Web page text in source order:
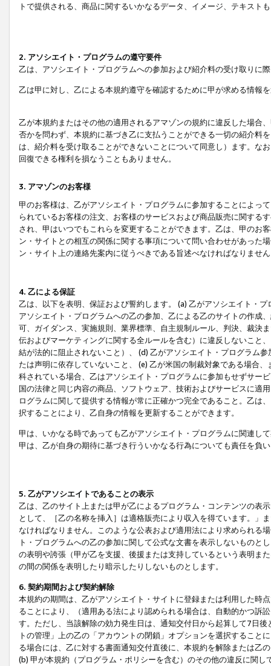
トで提供される、商品に関するいかなるデータ、イメージ、テキス
2. アソシエイト・プログラムの遵守要件
乙は、アソシエイト・プログラムへの参加および紹介料の受け取りに
乙は甲に対し、乙による本規約遵守を確認するために甲が求める情報
乙が本規約またはその他の適用されるアマゾンの規約に違反した場合
否かを問わず、本規約に基づき乙に支払うことができる一切の紹介料
は、紹介料を受け取ることができないことについて同意し）ます。な
回復できる権利を損なうこともありません。
3. アマゾンのお客様
甲のお客様は、乙がアソシエイト・プログラムに参加することによっ
られているお客様の注文、お客様のサービスおよび商品販売に関する
され、甲はいつでもこれらを変更することができます。乙は、甲のお
ン・サイトとの相互の関係に関する事項について問い合わせがあった
ン・サイト上の連絡先案内に従うべきである旨述べなければなりませ
4. 乙による保証
乙は、以下を表明、保証および誓約します。 (a) 乙がアソシエイト・
アソシエイト・プログラムへの乙の参加、乙による乙のサイトの作成
可、ガイダンス、実施規則、業界標準、自主規制ルール、判決、裁決
伝およびマーケティングに関する全ルールを含む）に違反しないこと
結が法的に阻止されないこと）、 (d) 乙がアソシエイト・プログラム
たは声明に依存していないこと、 (e) 乙が米国の制裁対象である場合
科されている場合、乙はアソシエイト・プログラムに参加もせずサー
国の法律と同じ内容の商品、ソフトウェア、技術およびサービスに適
ログラムに関して提供する情報が常に正確かつ完全であること。乙は
択することにより、乙自身の情報を更新することができます。
甲は、いかなる時であっても乙がアソシエイト・プログラムに関連し
甲は、乙が自身の期待に基づき行ういかなる行為についても責任を負
5. 乙がアソシエイトであることの表示
乙は、乙のサイト上または甲が乙によるプログラム・コンテンツの表
として、［乙の名称を挿入］は適格販売により収入を得ています。」
なければなりません。このような公表および適用法により求められる
ト・プログラムへの乙の参加に関して公式な文書を表示しないもの
の表明や誇張（甲が乙を支援、後援または支持しているという表明ま
の間の関係を表明したり暗示したりしないものとします。
6. 契約期間および契約解除
本規約の期間は、乙がアソシエイト・サイトに登録または利用した時
ることにより、（適用ある法により認められる場合は、自動的かつ訴
す。ただし、当該解除の効力発生日は、通知交付日から起算して7日
トの管理」上の乙の「アカウントの閉鎖」オプションを選択するこ
る場合には、乙に対する書面通知交付直後に、本規約を解除または乙
(b) 甲が本規約（プログラム・ポリシーを含む）のその他の違反に関